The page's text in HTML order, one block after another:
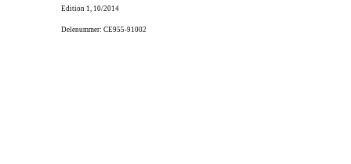
Edition 1, 10/2014
Delenummer: CE955-91002